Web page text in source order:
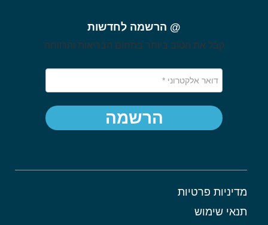
מדיניות פרטיות
תנאי שימוש
@ הרשמה לחדשות
קבל את הטוב ביותר בתחום הבריאות והרווחה
הרשמה